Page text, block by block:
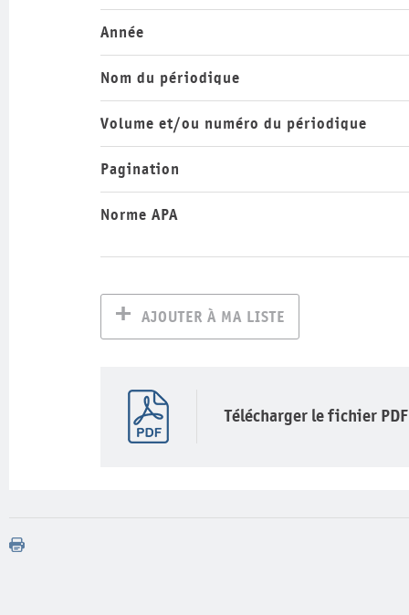
Année
Nom du périodique
Volume et/ou numéro du périodique
Pagination
Norme APA
AJOUTER À MA LISTE
Télécharger le fichier PDF